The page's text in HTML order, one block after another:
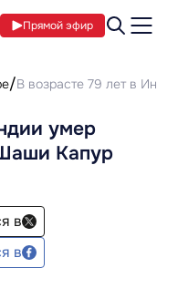
Прямой эфир
В возрасте 79 лет в
умер
Капур
в
в